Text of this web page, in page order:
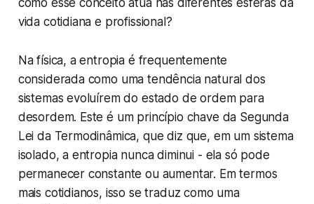
como esse conceito atua nas diferentes esferas da
vida cotidiana e profissional?
Na física, a entropia é frequentemente
considerada como uma tendência natural dos
sistemas evoluírem do estado de ordem para
desordem. Este é um princípio chave da Segunda
Lei da Termodinâmica, que diz que, em um sistema
isolado, a entropia nunca diminui - ela só pode
permanecer constante ou aumentar. Em termos
mais cotidianos, isso se traduz como uma